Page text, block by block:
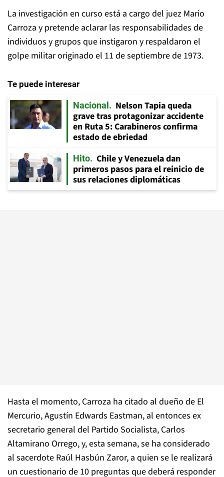
La investigación en curso está a cargo del juez Mario
Carroza y pretende aclarar las responsabilidades de
individuos y grupos que instigaron y respaldaron el
golpe militar originado el 11 de septiembre de 1973.
Te puede interesar
Nacional
Nelson Tapia queda
grave tras protagonizar accidente
en Ruta 5: Carabineros confirma
estado de ebriedad
Hito
Chile y Venezuela dan
primeros pasos para el reinicio de
sus relaciones diplomáticas
Hasta el momento, Carroza ha citado al dueño de El
Mercurio, Agustín Edwards Eastman, al entonces ex
secretario general del Partido Socialista, Carlos
Altamirano Orrego, y, esta semana, se ha considerado
al sacerdote Raúl Hasbún Zaror, a quien se le realizará
un cuestionario de 10 preguntas que deberá responder